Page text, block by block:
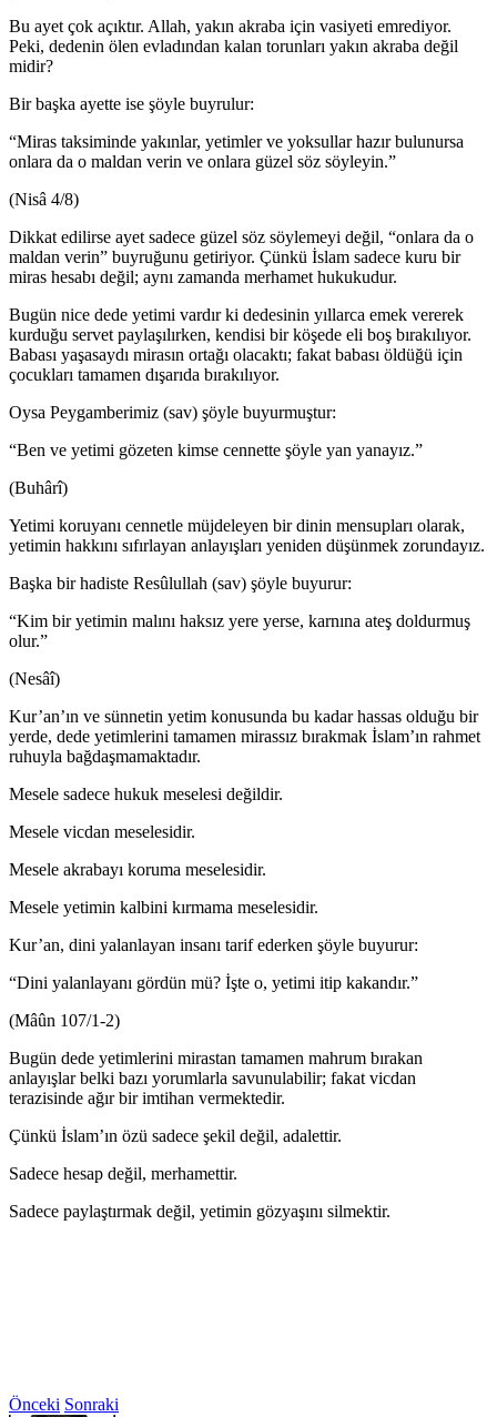
Bu ayet çok açıktır. Allah, yakın akraba için vasiyeti emrediyor.
Peki, dedenin ölen evladından kalan torunları yakın akraba değil
midir?
Bir başka ayette ise şöyle buyrulur:
“Miras taksiminde yakınlar, yetimler ve yoksullar hazır bulunursa
onlara da o maldan verin ve onlara güzel söz söyleyin.”
(Nisâ 4/8)
Dikkat edilirse ayet sadece güzel söz söylemeyi değil, “onlara da o
maldan verin” buyruğunu getiriyor. Çünkü İslam sadece kuru bir
miras hesabı değil; aynı zamanda merhamet hukukudur.
Bugün nice dede yetimi vardır ki dedesinin yıllarca emek vererek
kurduğu servet paylaşılırken, kendisi bir köşede eli boş bırakılıyor.
Babası yaşasaydı mirasın ortağı olacaktı; fakat babası öldüğü için
çocukları tamamen dışarıda bırakılıyor.
Oysa Peygamberimiz (sav) şöyle buyurmuştur:
“Ben ve yetimi gözeten kimse cennette şöyle yan yanayız.”
(Buhârî)
Yetimi koruyanı cennetle müjdeleyen bir dinin mensupları olarak,
yetimin hakkını sıfırlayan anlayışları yeniden düşünmek zorundayız.
Başka bir hadiste Resûlullah (sav) şöyle buyurur:
“Kim bir yetimin malını haksız yere yerse, karnına ateş doldurmuş
olur.”
(Nesâî)
Kur’an’ın ve sünnetin yetim konusunda bu kadar hassas olduğu bir
yerde, dede yetimlerini tamamen mirassız bırakmak İslam’ın rahmet
ruhuyla bağdaşmamaktadır.
Mesele sadece hukuk meselesi değildir.
Mesele vicdan meselesidir.
Mesele akrabayı koruma meselesidir.
Mesele yetimin kalbini kırmama meselesidir.
Kur’an, dini yalanlayan insanı tarif ederken şöyle buyurur:
“Dini yalanlayanı gördün mü? İşte o, yetimi itip kakandır.”
(Mâûn 107/1-2)
Bugün dede yetimlerini mirastan tamamen mahrum bırakan
anlayışlar belki bazı yorumlarla savunulabilir; fakat vicdan
terazisinde ağır bir imtihan vermektedir.
Çünkü İslam’ın özü sadece şekil değil, adalettir.
Sadece hesap değil, merhamettir.
Sadece paylaştırmak değil, yetimin gözyaşını silmektir.
Önceki Sonraki